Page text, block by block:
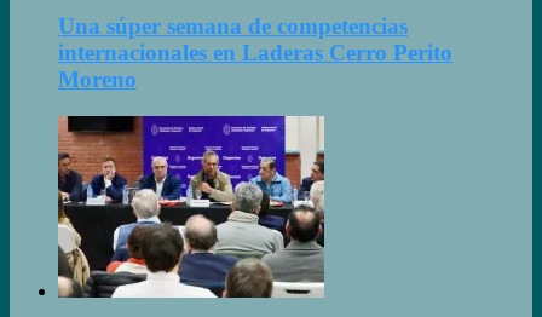
Una súper semana de competencias
internacionales en Laderas Cerro Perito
Moreno